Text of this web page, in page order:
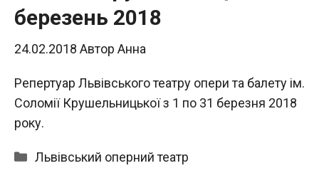
березень 2018
24.02.2018 Автор Анна
Репертуар Львівського театру опери та балету ім.
Соломії Крушельницької з 1 по 31 березня 2018
року.
Категорії
Львівський оперний театр